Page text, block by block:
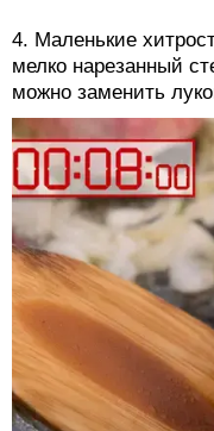
4. Маленькие
мелко нарезанный
можно заменить